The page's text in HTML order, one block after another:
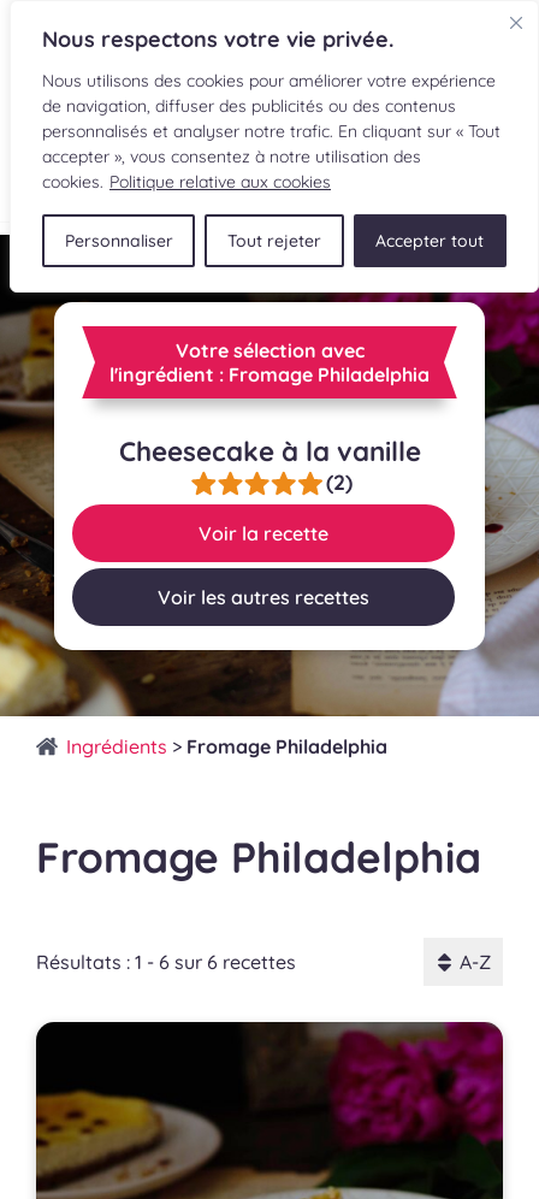
Nous respectons votre vie privée.
Nous utilisons des cookies pour améliorer votre expérience
de navigation, diffuser des publicités ou des contenus
personnalisés et analyser notre trafic. En cliquant sur « Tout
accepter », vous consentez à notre utilisation des
cookies. Politique relative aux cookies
Personnaliser Tout rejeter Accepter tout
EN
RECETTES
LECTURES CULINAIRES
BOUTIQUE
Votre sélection avec
l'ingrédient : Fromage Philadelphia
Cheesecake à la vanille
(2)
Voir la recette
Voir les autres recettes
Ingrédients > Fromage Philadelphia
Fromage Philadelphia
Résultats : 1 - 6 sur 6 recettes A-Z